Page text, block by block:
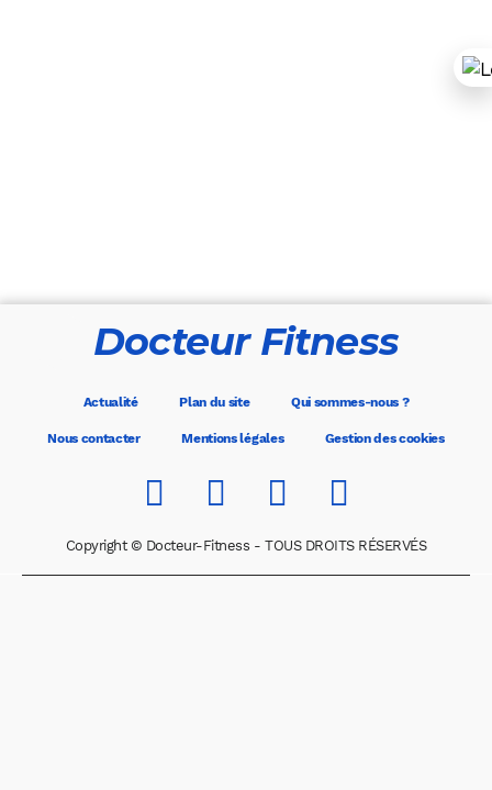
Docteur Fitness
Actualité Plan du site Qui sommes-nous ?
Nous contacter Mentions légales Gestion des cookies
Copyright © Docteur-Fitness - TOUS DROITS RÉSERVÉS